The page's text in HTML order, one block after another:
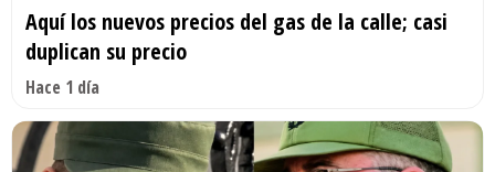
Aquí los nuevos precios del gas de la calle; casi
duplican su precio
Hace 1 día